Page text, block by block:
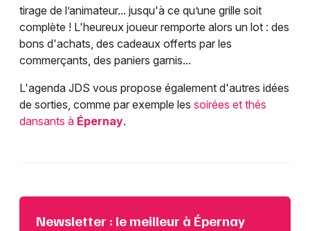
tirage de l’animateur... jusqu'à ce qu’une grille soit
complète ! L'heureux joueur remporte alors un lot : des
bons d'achats, des cadeaux offerts par les
commerçants, des paniers garnis...
L'agenda JDS vous propose également d'autres idées
de sorties, comme par exemple les soirées et thés
dansants à Épernay.
Newsletter : le meilleur à Épernay